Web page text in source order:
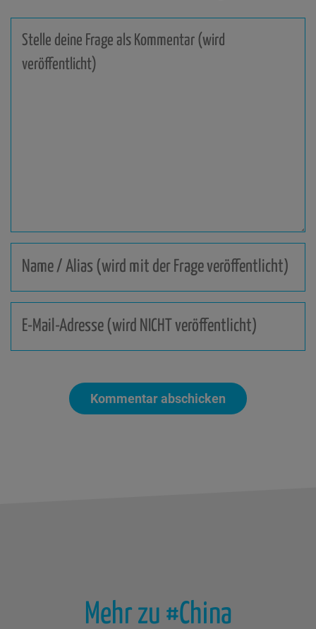
deine
Frage
Alias
mit
der
veröffentlicht)
Mail-
Adresse
veröffentlicht)
Mehr zu #China